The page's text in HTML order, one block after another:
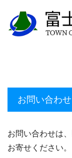
お問い合わせ
お問い合わせは
お寄せください。